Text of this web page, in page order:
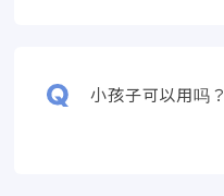
小孩子可以用吗？